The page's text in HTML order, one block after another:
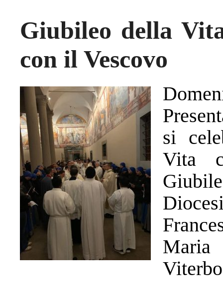
Giubileo della
con il Vescovo
si
Vita